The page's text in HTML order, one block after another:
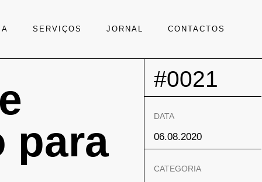
SERVIÇOS JORNAL CONTACTOS
para
#0021
DATA
06.08.2020
CATEGORIA